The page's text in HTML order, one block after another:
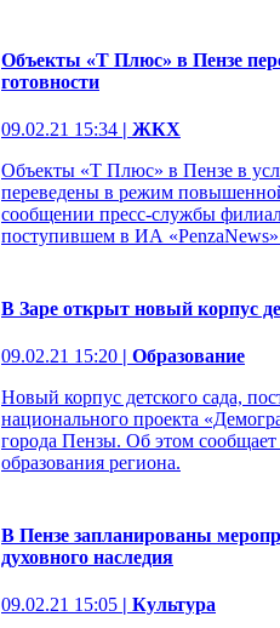
Объекты «Т Плюс» в Пензе
готовности
09.02.21 15:34 | ЖКХ
Объекты «Т Плюс» в Пензе в
переведены в режим
сообщении пресс-службы
поступившем в ИА
В Заре открыт новый корпус
09.02.21 15:20 | Образование
Новый корпус детского сада,
национального проекта
города Пензы. Об этом
образования региона.
В Пензе запланированы
духовного наследия
09.02.21 15:05 | Культура